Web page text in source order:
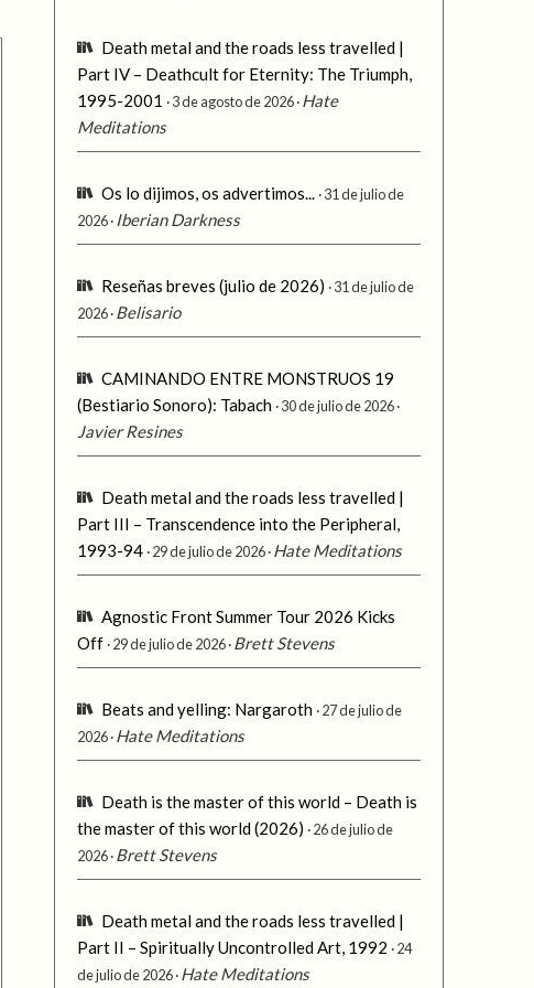
Death metal and the roads less travelled |
Part IV – Deathcult for Eternity: The Triumph,
1995-2001
3 de agosto de 2026 Hate
Meditations
Os lo dijimos, os advertimos... 31 de julio de
2026 Iberian Darkness
Reseñas breves (julio de 2026)
31 de julio de
2026 Belisario
CAMINANDO ENTRE MONSTRUOS 19
(Bestiario Sonoro): Tabach 30 de julio de 2026
Javier Resines
Death metal and the roads less travelled |
Part III – Transcendence into the Peripheral,
1993-94 29 de julio de 2026 Hate Meditations
Agnostic Front Summer Tour 2026 Kicks
Off 29 de julio de 2026 Brett Stevens
Beats and yelling: Nargaroth 27 de julio de
2026 Hate Meditations
Death is the master of this world – Death is
the master of this world (2026)
26 de julio de
2026 Brett Stevens
Death metal and the roads less travelled |
Part II – Spiritually Uncontrolled Art, 1992
24
de julio de 2026 Hate Meditations